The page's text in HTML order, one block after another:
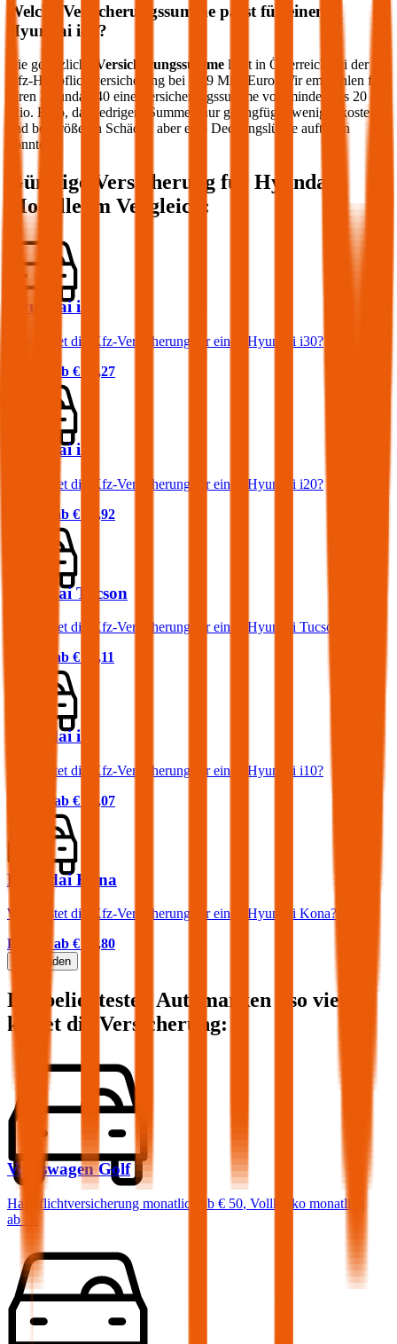
Welche Versicherungssumme passt für einen
Hyundai i40 ?
Die gesetzliche Versicherungssumme liegt in Österreich bei der
Kfz-Haftpflichtversicherung bei 7,79 Mio. Euro. Wir empfehlen für
Ihren Hyundai i40 eine Versicherungssumme von mindestens 20
Mio. Euro, da niedrigere Summen nur geringfügig weniger kosten
und bei größeren Schäden aber eine Deckungslücke auftreten
könnte.
Günstige Versicherung für Hyundai
Modelle im Vergleich:
Hyundai i30
Was kostet die Kfz-Versicherung für einen Hyundai i30?
Prämie ab € 45,27
Hyundai i20
Was kostet die Kfz-Versicherung für einen Hyundai i20?
Prämie ab € 34,92
Hyundai Tucson
Was kostet die Kfz-Versicherung für einen Hyundai Tucson?
Prämie ab € 61,11
Hyundai i10
Was kostet die Kfz-Versicherung für einen Hyundai i10?
Prämie ab € 31,07
Hyundai Kona
Was kostet die Kfz-Versicherung für einen Hyundai Kona?
Prämie ab € 24,80
Mehr laden
Die beliebtesten Automarken - so viel
kostet die Versicherung:
Volkswagen Golf
Haftpflichtversicherung monatlich ab € 50, Vollkasko monatlich
ab …